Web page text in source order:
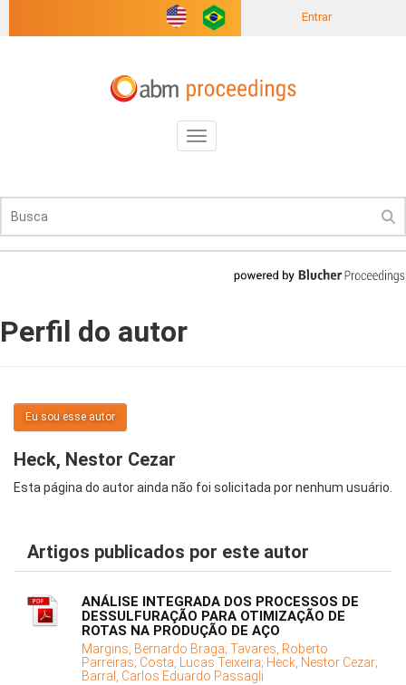
Entrar
Toggle
navigation
Perfil do autor
Eu sou esse autor
Heck, Nestor Cezar
Esta página do autor ainda não foi solicitada por nenhum usuário.
Artigos publicados por este autor
ANÁLISE INTEGRADA DOS PROCESSOS DE
DESSULFURAÇÃO PARA OTIMIZAÇÃO DE
ROTAS NA PRODUÇÃO DE AÇO
Margins, Bernardo Braga; Tavares, Roberto
Parreiras; Costa, Lucas Teixeira; Heck, Nestor Cezar;
Barral, Carlos Eduardo Passagli